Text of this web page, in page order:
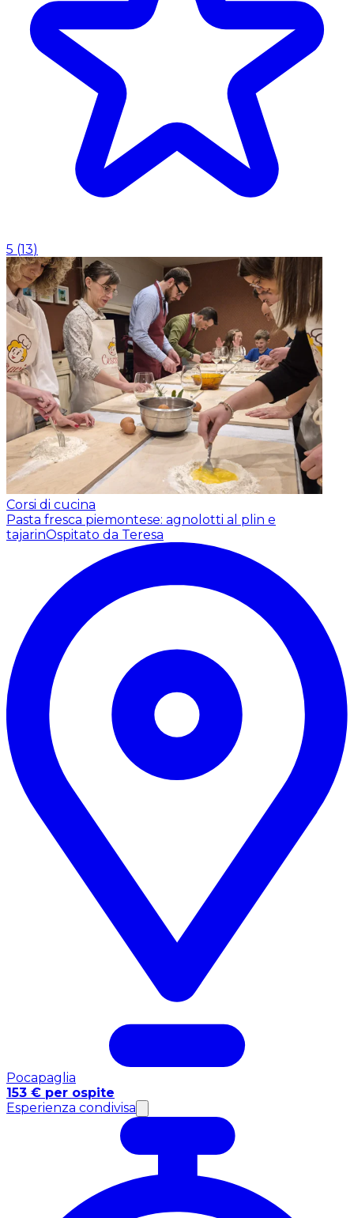
5 (13)
Corsi di cucina
Pasta fresca piemontese: agnolotti al plin e
tajarinOspitato da Teresa
Pocapaglia
153 € per ospite
Esperienza condivisa